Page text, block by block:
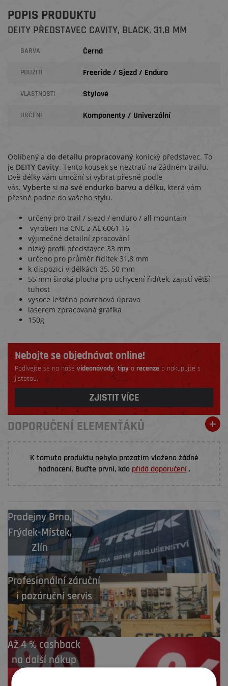
POPIS PRODUKTU
DEITY PŘEDSTAVEC CAVITY, BLACK, 31,8 MM
BARVA Černá
POUŽITÍ Freeride / Sjezd / Enduro
VLASTNOSTI Stylové
URČENÍ Komponenty / Univerzální
Oblíbený a do detailu propracovaný konický představec. To
je DEITY Cavity. Tento kousek se neztratí na žádném trailu.
Dvě délky vám umožní si vybrat přesně podle
vás. Vyberte si na své endurko barvu a délku, která vám
přesně padne do vašeho stylu.
určený pro trail / sjezd / enduro / all mountain
vyroben na CNC z AL 6061 T6
výjimečné detailní zpracování
nízký profil představce 33 mm
určeno pro průměr řídítek 31,8 mm
k dispozici v délkách 35, 50 mm
55 mm široká plocha pro uchycení řidítek, zajistí větší
tuhost
vysoce leštěná povrchová úprava
laserem zpracovaná grafika
150g
Nebojte se objednávat online!
Podívejte se na naše videonávody,tipy a recenzea nakupujte s
jistotou.
ZJISTIT VÍCE
DOPORUČENÍ ELEMENŤÁKŮ
K tomuto produktu nebylo prozatím vloženo žádné
hodnocení. Buďte první, kdo přidá doporučení.
ProdejnyBrno,
Frýdek-Místek,
Zlín
Profesionální záruční
i pozáruční servis
Až 4 % cashback
na další nákup